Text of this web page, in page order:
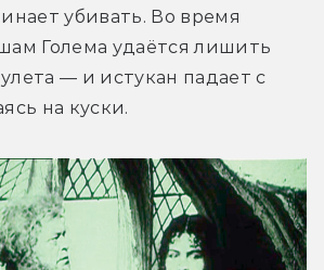
убивать. Во время
Голема удаётся лишить
— и истукан падает с
на куски.